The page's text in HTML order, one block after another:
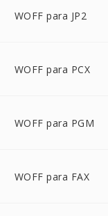
WOFF para JP2
WOFF para PCX
WOFF para PGM
WOFF para FAX